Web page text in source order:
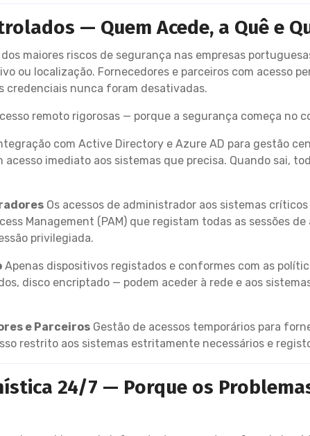
— Quem Acede, a Quê e
maiores riscos de segurança nas empresas
ou localização. Fornecedores e parceiros com acesso
credenciais nunca foram desativadas.
remoto rigorosas — porque a segurança começa no
com Active Directory e Azure AD para gestão
imediato aos sistemas que precisa. Quando sai,
Os acessos de administrador aos sistemas
Management (PAM) que registam todas as sessões
privilegiada.
Apenas dispositivos registados e conformes com as
disco encriptado — podem aceder à rede e aos
e Parceiros Gestão de acessos temporários para
restrito aos sistemas estritamente necessários e
24/7 — Porque os